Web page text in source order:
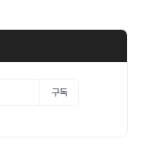
구독